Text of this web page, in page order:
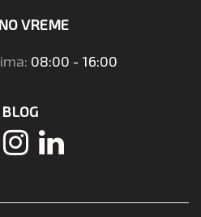
VREME
08:00 - 16:00
BLOG